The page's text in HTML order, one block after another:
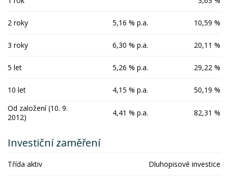
2 roky 5,16 % p.a. 10,59 %
3 roky 6,30 % p.a. 20,11 %
5 let 5,26 % p.a. 29,22 %
10 let 4,15 % p.a.
50,19 %
Od založení (10. 9.
2012)
4,41 % p.a. 82,31 %
Investiční zaměření
Třída aktiv Dluhopisové investice